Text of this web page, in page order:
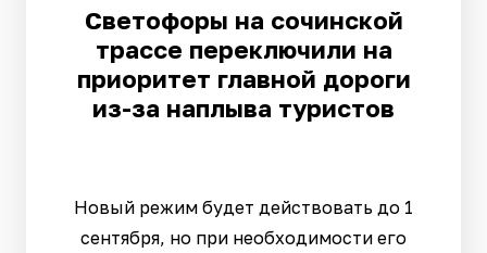
Светофоры на сочинской
трассе переключили на
приоритет главной дороги
из-за наплыва туристов
Новый режим будет действовать до 1
сентября, но при необходимости его